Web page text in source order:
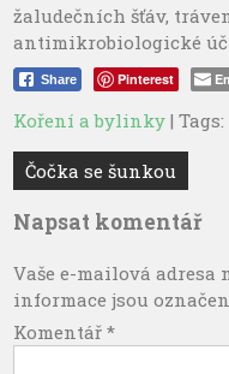
žaludečních šťáv,
antimikrobiologické
Share Pinterest
Koření a bylinky | Tags:
Navigace
pro
příspěvek
Čočka se šunkou
Napsat komentář
Vaše e-mailová adresa
informace jsou
Komentář*